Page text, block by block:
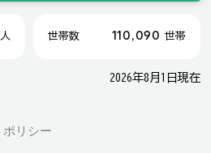
人 世帯数 110,090 世帯
2026年8月1日現在
ポリシー